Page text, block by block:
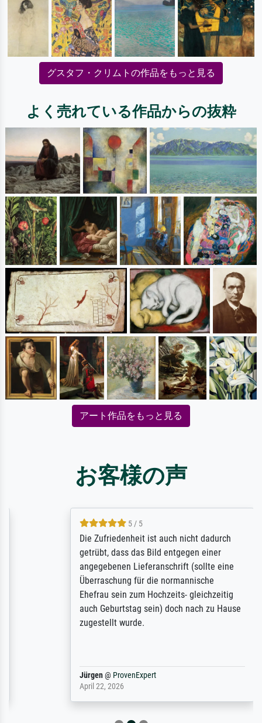
グスタフ・クリムトの作品をもっと見る
よく売れている作品からの抜粋
アート作品をもっと見る
お客様の声
5 / 5
Die Zufriedenheit ist auch nicht dadurch
getrübt, dass das Bild entgegen einer
angegebenen Lieferanschrift (sollte eine
Überraschung für die normannische
Ehefrau sein zum Hochzeits- gleichzeitig
auch Geburtstag sein) doch nach zu Hause
zugestellt wurde.
@ProvenExpert
April 22, 2026